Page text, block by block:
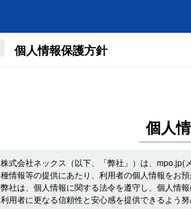
個人情報保護方針
個人
株式会社ネックス（以下、「弊社」）は、mpo.jp(
種情報等の提供にあたり、利用者の個人情報をお預
弊社は、個人情報に関する法令を遵守し、個人情報
利用者に更なる信頼性と安心感を提供できるよう努